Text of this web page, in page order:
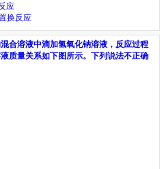
应
换反应
合溶液中滴加氢氧化钠溶液，反应过程
质量关系如下图所示。下列说法不正确